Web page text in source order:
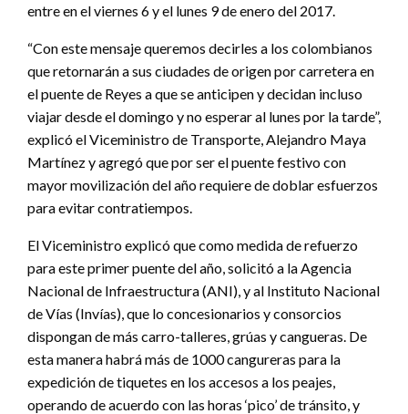
entre en el viernes 6 y el lunes 9 de enero del 2017.
“Con este mensaje queremos decirles a los colombianos
que retornarán a sus ciudades de origen por carretera en
el puente de Reyes a que se anticipen y decidan incluso
viajar desde el domingo y no esperar al lunes por la tarde”,
explicó el Viceministro de Transporte, Alejandro Maya
Martínez y agregó que por ser el puente festivo con
mayor movilización del año requiere de doblar esfuerzos
para evitar contratiempos.
El Viceministro explicó que como medida de refuerzo
para este primer puente del año, solicitó a la Agencia
Nacional de Infraestructura (ANI), y al Instituto Nacional
de Vías (Invías), que lo concesionarios y consorcios
dispongan de más carro-talleres, grúas y cangueras. De
esta manera habrá más de 1000 cangureras para la
expedición de tiquetes en los accesos a los peajes,
operando de acuerdo con las horas ‘pico’ de tránsito, y